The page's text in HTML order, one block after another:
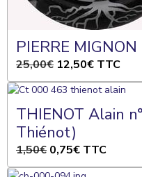
25,00€ 12,50€ TTC
THIENOT Alain n°37 (cuvée Alain
Thiénot)
1,50€ 0,75€ TTC